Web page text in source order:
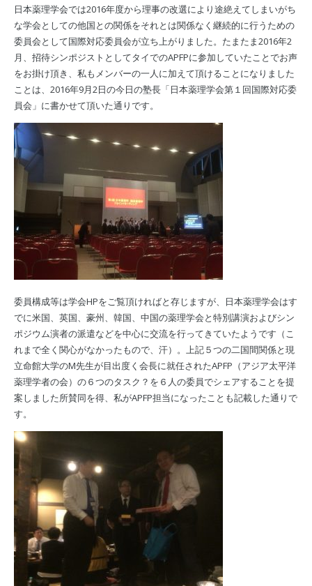
日本薬理学会では2016年度から理事の改選により途絶えてしまいがち
な学会としての他国との関係をそれとは関係なく継続的に行うための
委員会として国際対応委員会が立ち上がりました。たまたま2016年2
月、招待シンポジストとしてタイでのAPFPに参加していたことでお声
をお掛け頂き、私もメンバーの一人に加えて頂けることになりました
ことは、2016年9月2日の今日の塾長「日本薬理学会第１回国際対応委
員会」に書かせて頂いた通りです。
委員構成等は学会HPをご覧頂ければと存じますが、日本薬理学会はす
でに米国、英国、豪州、韓国、中国の薬理学会と特別講演およびシン
ポジウム演者の派遣などを中心に交流を行ってきていたようです（こ
れまで全く関心がなかったもので、汗）。上記５つの二国間関係と現
立命館大学のM先生が目出度く会長に就任されたAPFP（アジア太平洋
薬理学者の会）の６つのタスク？を６人の委員でシェアすることを提
案しました所賛同を得、私がAPFP担当になったことも記載した通りで
す。